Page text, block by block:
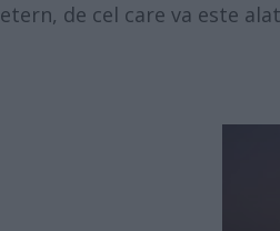
etern, de cel care va este